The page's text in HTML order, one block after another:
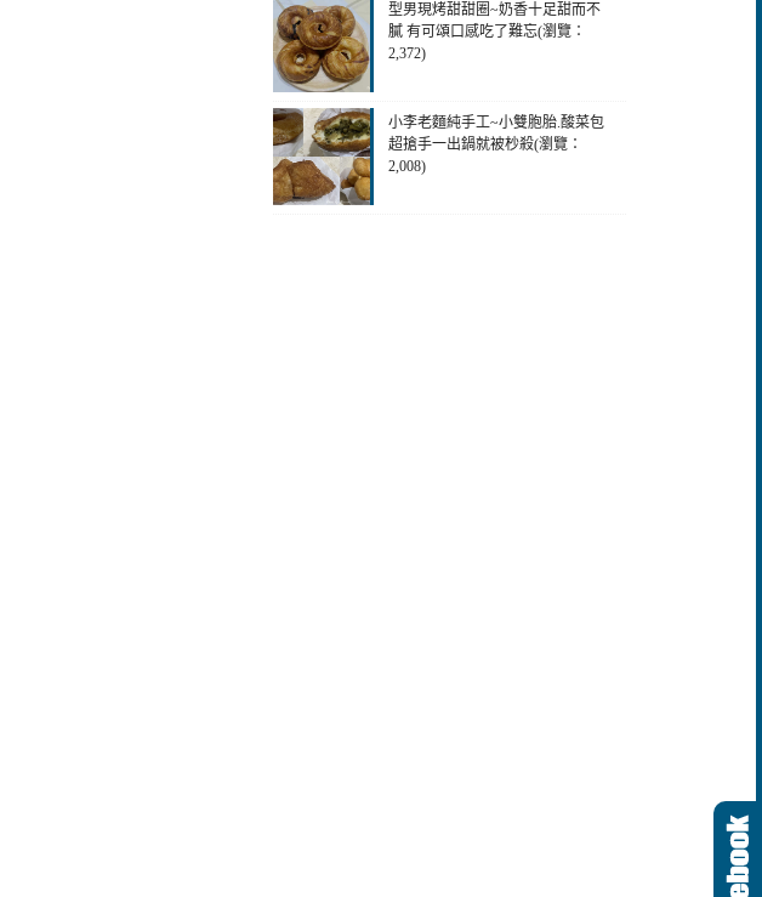
型男現烤甜甜圈~奶香十足甜而不
膩 有可頌口感吃了難忘(瀏覽：
2,372)
小李老麵純手工~小雙胞胎.酸菜包
超搶手一出鍋就被杪殺(瀏覽：
2,008)